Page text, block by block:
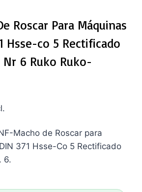
Roscar Para Máquinas
Hsse-co 5 Rectificado
Nr 6 Ruko Ruko-
Macho de Roscar para
371 Hsse-Co 5 Rectificado
6.